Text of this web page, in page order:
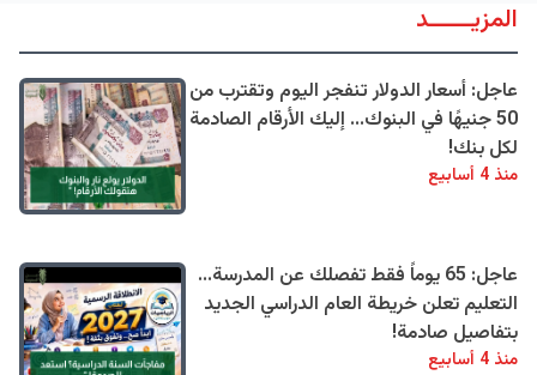
المزيــــــد
عاجل: أسعار الدولار تنفجر اليوم وتقترب من
50 جنيهًا في البنوك... إليك الأرقام الصادمة
لكل بنك!
منذ 4 أسابيع
عاجل: 65 يوماً فقط تفصلك عن المدرسة...
التعليم تعلن خريطة العام الدراسي الجديد
بتفاصيل صادمة!
منذ 4 أسابيع